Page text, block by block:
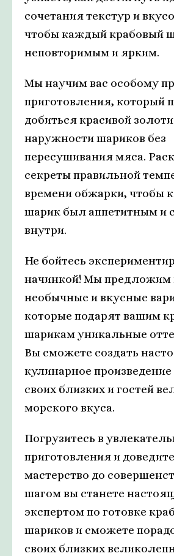
сочетания текстур и
чтобы каждый крабовый
неповторимым и ярким.
Мы научим вас особому
приготовления, который
добиться красивой
наружности шариков без
пересушивания мяса.
секреты правильной
времени обжарки, чтобы
шарик был аппетитным и
внутри.
Не бойтесь
начинкой! Мы предложим
необычные и вкусные
которые подарят вашим
шарикам уникальные
Вы сможете создать
кулинарное произведение
своих близких и гостей
морского вкуса.
Погрузитесь в
приготовления и
мастерство до
шагом вы станете
экспертом по готовке
шариков и сможете
своих близких